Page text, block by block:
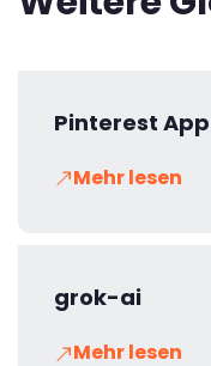
Pinterest App
Mehr lesen
grok-ai
Mehr lesen